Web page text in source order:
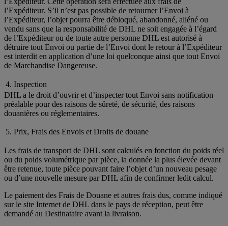
l’Expéditeur. S’il n’est pas possible de retourner l’Envoi à
l’Expéditeur, l’objet pourra être débloqué, abandonné, aliéné ou
vendu sans que la responsabilité de DHL ne soit engagée à l’égard
de l’Expéditeur ou de toute autre personne DHL est autorisé à
détruire tout Envoi ou partie de l’Envoi dont le retour à l’Expéditeur
est interdit en application d’une loi quelconque ainsi que tout Envoi
de Marchandise Dangereuse.
4. Inspection
DHL a le droit d’ouvrir et d’inspecter tout Envoi sans notification
préalable pour des raisons de sûreté, de sécurité, des raisons
douanières ou réglementaires.
5. Prix, Frais des Envois et Droits de douane
Les frais de transport de DHL sont calculés en fonction du poids réel
ou du poids volumétrique par pièce, la donnée la plus élevée devant
être retenue, toute pièce pouvant faire l’objet d’un nouveau pesage
ou d’une nouvelle mesure par DHL afin de confirmer ledit calcul.
Le paiement des Frais de Douane et autres frais dus, comme indiqué
sur le site Internet de DHL dans le pays de réception, peut être
demandé au Destinataire avant la livraison.